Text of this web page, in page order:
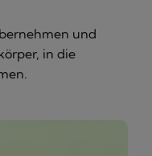
und
in die